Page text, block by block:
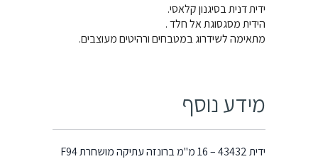
ידית דנית בסיגנון קלאסי.
הידית מסגסוגת אל חלד .
מתאימה לשידרוג במטבחים ורהיטים מעוצבים.
מידע נוסף
ידית 43432 – 16 מ"מ ברונזה עתיקה מושחרת F94